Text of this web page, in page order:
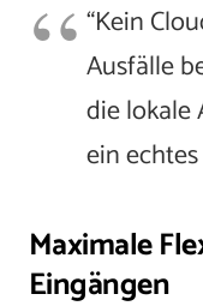
“Kein
Ausfälle
die lokale
ein
Maximale
Eingängen